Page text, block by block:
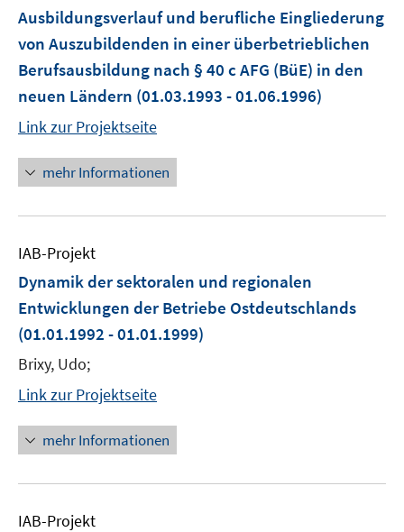
Ausbildungsverlauf und berufliche Eingliederung
von Auszubildenden in einer überbetrieblichen
Berufsausbildung nach § 40 c AFG (BüE) in den
neuen Ländern (01.03.1993 - 01.06.1996)
Link zur Projektseite
mehr Informationen
IAB-Projekt
Dynamik der sektoralen und regionalen
Entwicklungen der Betriebe Ostdeutschlands
(01.01.1992 - 01.01.1999)
Brixy, Udo;
Link zur Projektseite
mehr Informationen
IAB-Projekt